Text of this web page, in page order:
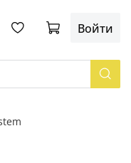
Войти